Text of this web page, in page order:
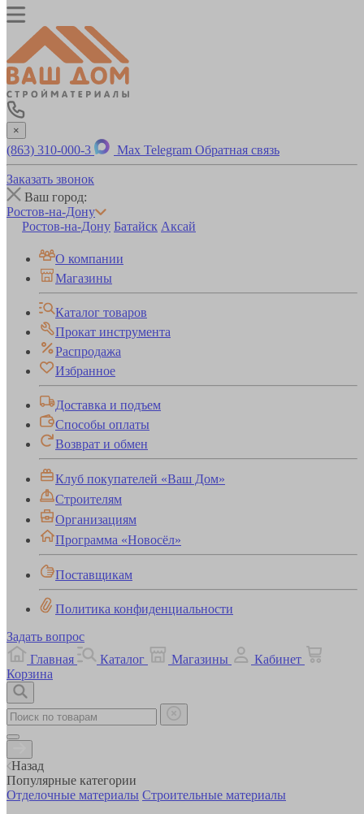
×
(863) 310-000-3 Max Telegram Обратная связь
Заказать звонок
Ваш город:
Ростов-на-Дону
Ростов-на-Дону Батайск Аксай
О компании
Магазины
Каталог товаров
Прокат инструмента
Распродажа
Избранное
Доставка и подъем
Способы оплаты
Возврат и обмен
Клуб покупателей «Ваш Дом»
Строителям
Организациям
Программа «Новосёл»
Поставщикам
Политика конфиденциальности
Задать вопрос
Главная
Каталог Магазины
Кабинет
Корзина
Назад
Популярные категории
Отделочные материалы Строительные материалы